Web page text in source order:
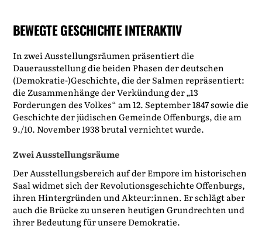
BEWEGTE GESCHICHTE INTERAKTIV
In zwei Ausstellungsräumen präsentiert die
Dauerausstellung die beiden Phasen der deutschen
(Demokratie-)Geschichte, die der Salmen repräsentiert:
die Zusammenhänge der Verkündung der „13
Forderungen des Volkes“ am 12. September 1847 sowie die
Geschichte der jüdischen Gemeinde Offenburgs, die am
9./10. November 1938 brutal vernichtet wurde.
Zwei Ausstellungsräume
Der Ausstellungsbereich auf der Empore im historischen
Saal widmet sich der Revolutionsgeschichte Offenburgs,
ihren Hintergründen und Akteur:innen. Er schlägt aber
auch die Brücke zu unseren heutigen Grundrechten und
ihrer Bedeutung für unsere Demokratie.